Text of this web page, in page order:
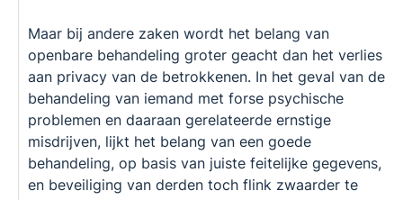
Maar bij andere zaken wordt het belang van
openbare behandeling groter geacht dan het verlies
aan privacy van de betrokkenen. In het geval van de
behandeling van iemand met forse psychische
problemen en daaraan gerelateerde ernstige
misdrijven, lijkt het belang van een goede
behandeling, op basis van juiste feitelijke gegevens,
en beveiliging van derden toch flink zwaarder te